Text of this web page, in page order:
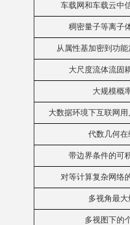
车载网和车载云中
稠密量子等离子
从属性基加密到功能
大尺度流体流固
大规模概
大数据环境下互联网用
代数几何在
带边界条件的可
对等计算复杂网络
多视角最
多视图下的